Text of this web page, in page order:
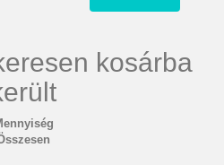
kosárba